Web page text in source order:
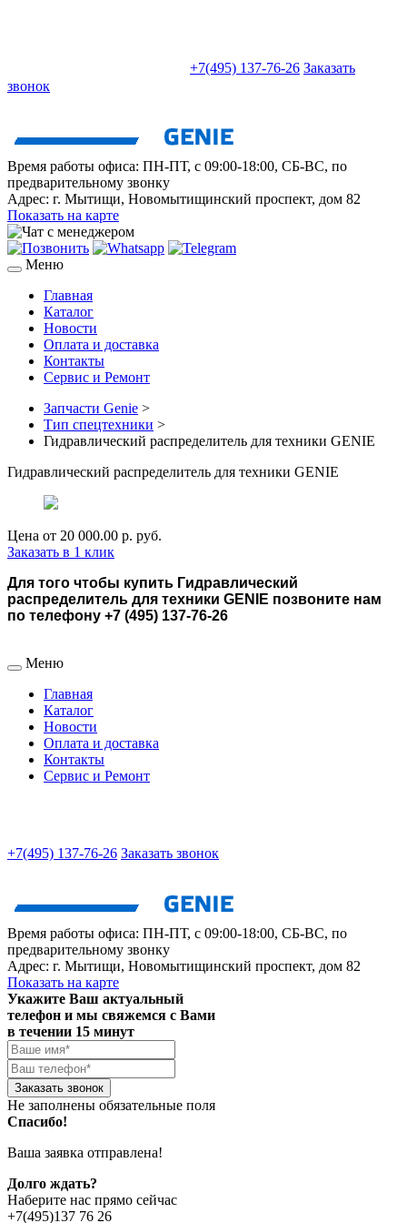
+7(495) 137-76-26 Заказать
звонок
Время работы офиса: ПН-ПТ, с 09:00-18:00, СБ-ВС, по
предварительному звонку
Адрес: г. Мытищи, Новомытищинский проспект, дом 82
Показать на карте
Меню
Главная
Каталог
Новости
Оплата и доставка
Контакты
Сервис и Ремонт
Запчасти Genie >
Тип спецтехники >
Гидравлический распределитель для техники GENIE
Гидравлический распределитель для техники GENIE
Цена от 20 000.00 р. руб.
Заказать в 1 клик
Для того чтобы купить Гидравлический
распределитель для техники GENIE позвоните нам
по телефону +7 (495) 137-76-26
Меню
Главная
Каталог
Новости
Оплата и доставка
Контакты
Сервис и Ремонт
+7(495) 137-76-26 Заказать звонок
Время работы офиса: ПН-ПТ, с 09:00-18:00, СБ-ВС, по
предварительному звонку
Адрес: г. Мытищи, Новомытищинский проспект, дом 82
Показать на карте
Укажите Ваш актуальный
телефон и мы свяжемся с Вами
в течении 15 минут
Заказать звонок
Не заполнены обязательные поля
Спасибо!
Ваша заявка отправлена!
Долго ждать?
Наберите нас прямо сейчас
+7(495)137 76 26